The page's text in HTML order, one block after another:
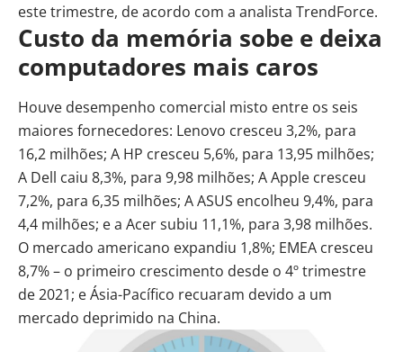
este trimestre, de acordo com a analista TrendForce.
Custo da memória sobe e deixa
computadores mais caros
Houve desempenho comercial misto entre os seis
maiores fornecedores: Lenovo cresceu 3,2%, para
16,2 milhões; A HP cresceu 5,6%, para 13,95 milhões;
A Dell caiu 8,3%, para 9,98 milhões; A Apple cresceu
7,2%, para 6,35 milhões; A ASUS encolheu 9,4%, para
4,4 milhões; e a Acer subiu 11,1%, para 3,98 milhões.
O mercado americano expandiu 1,8%; EMEA cresceu
8,7% – o primeiro crescimento desde o 4º trimestre
de 2021; e Ásia-Pacífico recuaram devido a um
mercado deprimido na China.